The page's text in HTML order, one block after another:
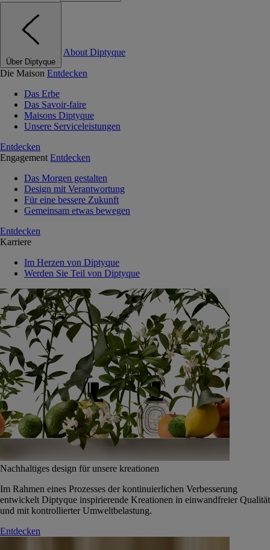
Über Diptyque
About Diptyque
Die Maison Entdecken
Das Erbe
Das Savoir-faire
Maisons Diptyque
Unsere Serviceleistungen
Entdecken
Engagement Entdecken
Das Morgen gestalten
Design mit Verantwortung
Für eine bessere Zukunft
Gemeinsam etwas bewegen
Entdecken
Karriere
Im Herzen von Diptyque
Werden Sie Teil von Diptyque
Nachhaltiges design für unsere kreationen
Im Rahmen eines Prozesses der kontinuierlichen Verbesserung
entwickelt Diptyque inspirierende Kreationen in einwandfreier Qualität
und mit kontrollierter Umweltbelastung.
Entdecken